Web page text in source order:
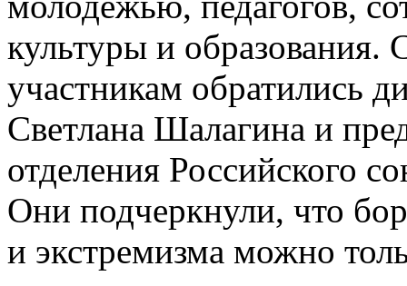
культуры и образования.
участникам обратились
Светлана Шалагина и
отделения Российского
Они подчеркнули, что
и экстремизма можно